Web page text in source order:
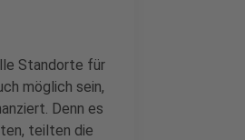
Standorte für
möglich sein,
Denn es
teilten die